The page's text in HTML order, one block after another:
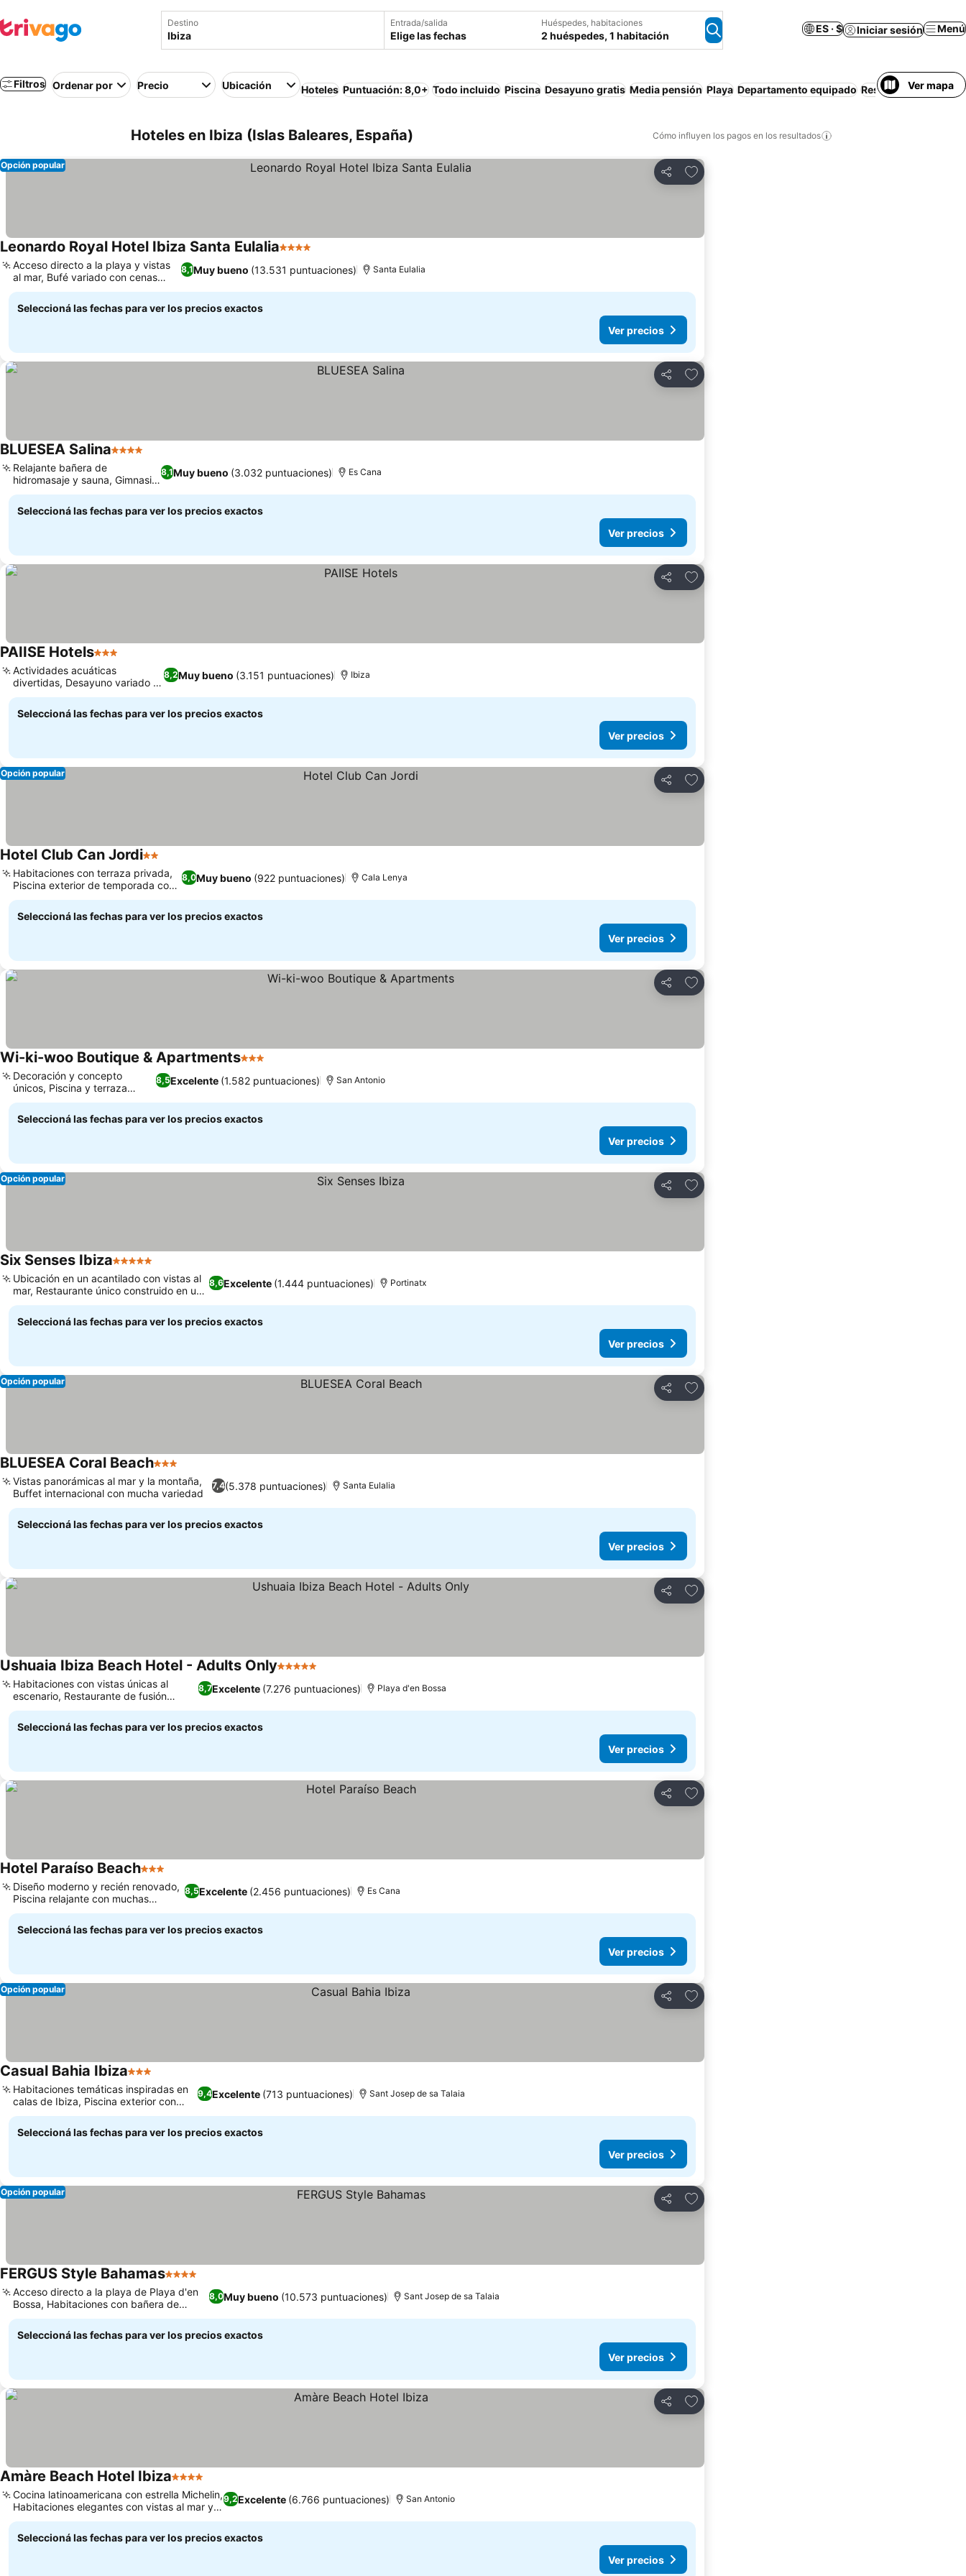
Destino Entrada/salida
Elige las fechas
Huéspedes, habitaciones
2 huéspedes, 1 habitación
ES · $ Iniciar sesión Menú
Filtros Ordenar por Precio Ubicación Hoteles Puntuación: 8,0+ Todo incluido Piscina Desayuno gratis Media pensión Playa Departamento equipado Resort Pensión
Ver mapa
Hoteles en Ibiza (Islas Baleares, España) Cómo influyen los pagos en los resultados
Compartir
Añadir a favoritos
Opción popular
Leonardo Royal Hotel Ibiza Santa Eulalia4 Estrellas
8,1Muy bueno (13.531 puntuaciones)
Acceso directo a la playa y vistas
al mar, Bufé variado con cenas
temáticas
Santa Eulalia
Seleccioná las fechas para ver los precios exactos
Ver precios
Compartir
Añadir a favoritos
BLUESEA Salina4 Estrellas
8,1Muy bueno (3.032 puntuaciones)
Relajante bañera de
hidromasaje y sauna, Gimnasio
en el hotel
Es Cana
Seleccioná las fechas para ver los precios exactos
Ver precios
Compartir
Añadir a favoritos
PAIISE Hotels3 Estrellas
8,2Muy bueno (3.151 puntuaciones)
Actividades acuáticas
divertidas, Desayuno variado y
completo
Ibiza
Seleccioná las fechas para ver los precios exactos
Ver precios
Compartir
Añadir a favoritos
Opción popular
Hotel Club Can Jordi2 Estrellas
8,0Muy bueno (922 puntuaciones)
Habitaciones con terraza privada,
Piscina exterior de temporada con
bar
Cala Lenya
Seleccioná las fechas para ver los precios exactos
Ver precios
Compartir
Añadir a favoritos
Wi-ki-woo Boutique & Apartments3 Estrellas
8,5Excelente (1.582 puntuaciones)
Decoración y concepto
únicos, Piscina y terraza
vibrantes
San Antonio
Seleccioná las fechas para ver los precios exactos
Ver precios
Compartir
Añadir a favoritos
Opción popular
Six Senses Ibiza5 Estrellas
8,6Excelente (1.444 puntuaciones)
Ubicación en un acantilado con vistas al
mar, Restaurante único construido en un
acantilado
Portinatx
Seleccioná las fechas para ver los precios exactos
Ver precios
Compartir
Añadir a favoritos
Opción popular
BLUESEA Coral Beach3 Estrellas
7,4(5.378 puntuaciones)
Vistas panorámicas al mar y la montaña,
Buffet internacional con mucha variedad
Santa Eulalia
Seleccioná las fechas para ver los precios exactos
Ver precios
Compartir
Añadir a favoritos
Ushuaia Ibiza Beach Hotel - Adults Only5 Estrellas
8,7Excelente (7.276 puntuaciones)
Habitaciones con vistas únicas al
escenario, Restaurante de fusión
japonesa Minami
Playa d'en Bossa
Seleccioná las fechas para ver los precios exactos
Ver precios
Compartir
Añadir a favoritos
Hotel Paraíso Beach3 Estrellas
8,5Excelente (2.456 puntuaciones)
Diseño moderno y recién renovado,
Piscina relajante con muchas
tumbonas
Es Cana
Seleccioná las fechas para ver los precios exactos
Ver precios
Compartir
Añadir a favoritos
Opción popular
Casual Bahia Ibiza3 Estrellas
9,4Excelente (713 puntuaciones)
Habitaciones temáticas inspiradas en
calas de Ibiza, Piscina exterior con
solárium
Sant Josep de sa Talaia
Seleccioná las fechas para ver los precios exactos
Ver precios
Compartir
Añadir a favoritos
Opción popular
FERGUS Style Bahamas4 Estrellas
8,0Muy bueno (10.573 puntuaciones)
Acceso directo a la playa de Playa d'en
Bossa, Habitaciones con bañera de
hidromasaje privada
Sant Josep de sa Talaia
Seleccioná las fechas para ver los precios exactos
Ver precios
Compartir
Añadir a favoritos
Amàre Beach Hotel Ibiza4 Estrellas
9,2Excelente (6.766 puntuaciones)
Cocina latinoamericana con estrella Michelin,
Habitaciones elegantes con vistas al mar y
detalles únicos
San Antonio
Seleccioná las fechas para ver los precios exactos
Ver precios